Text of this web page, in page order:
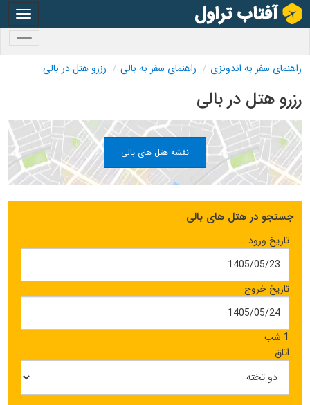
راهنمای سفر به اندونزی راهنمای سفر به بالی رزرو هتل در بالی
رزرو هتل در بالی
نقشه هتل های بالی
جستجو در هتل های بالی
تاریخ ورود
تاریخ خروج
1 شب
اتاق